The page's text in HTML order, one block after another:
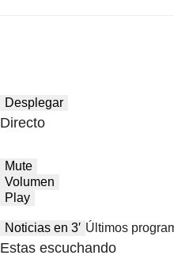
Desplegar
Directo
Mute
Volumen
Play
Noticias en 3′ Últimos
Estas escuchando